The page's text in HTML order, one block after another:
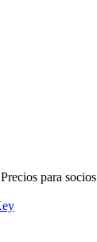
para socios